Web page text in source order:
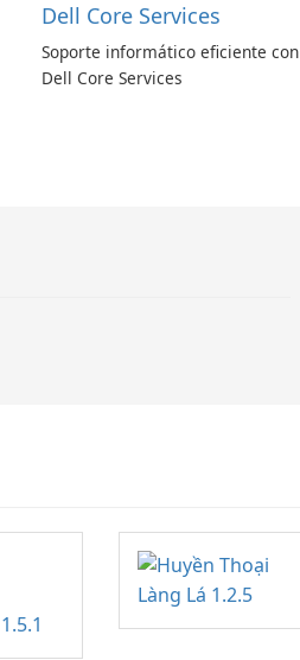
Dell Core Services
Soporte informático eficiente con
Dell Core Services